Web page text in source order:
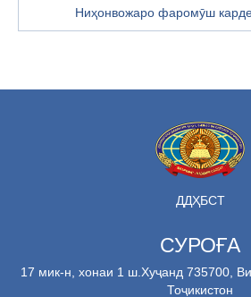
Ниҳонвожаро фаромӯш
ДДҲБСТ
СУРОҒА
17 мик-н, хонаи 1 ш.Хуҷанд 735700,
Тоҷикистон